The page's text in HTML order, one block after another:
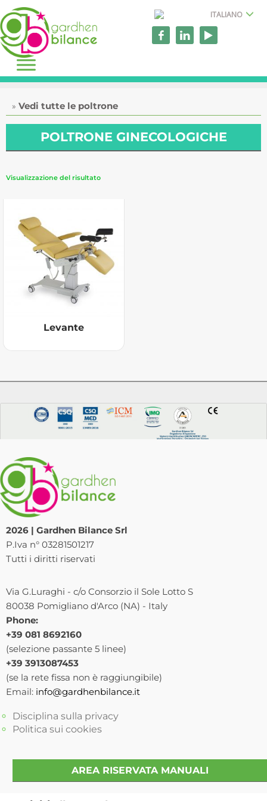
ITALIANO
Vedi tutte le poltrone
POLTRONE GINECOLOGICHE
Visualizzazione del risultato
Levante
2026 | Gardhen Bilance Srl
P.Iva n° 03281501217
Tutti i diritti riservati
Via G.Luraghi - c/o Consorzio il Sole Lotto S
80038 Pomigliano d'Arco (NA) - Italy
Phone:
+39 081 8692160
(selezione passante 5 linee)
+39 3913087453
(se la rete fissa non è raggiungibile)
Email: info@gardhenbilance.it
Disciplina sulla privacy
Politica sui cookies
AREA RISERVATA MANUALI